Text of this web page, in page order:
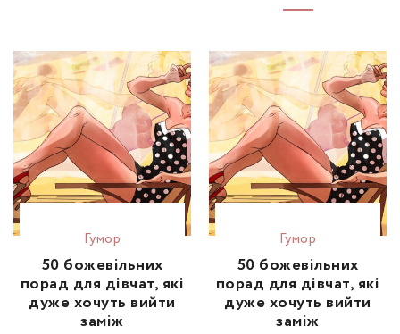
Гумор
50 божевільних
порад для дівчат, які
дуже хочуть вийти
заміж
Гумор
50 божевільних
порад для дівчат, які
дуже хочуть вийти
заміж